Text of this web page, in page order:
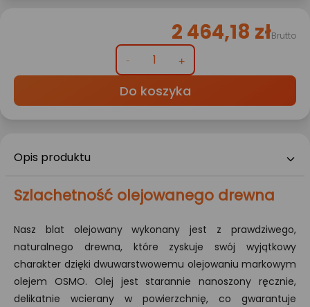
2 464,18 złBrutto
Do koszyka
Opis produktu
Szlachetność olejowanego drewna
Nasz blat olejowany wykonany jest z prawdziwego,
naturalnego drewna, które zyskuje swój wyjątkowy
charakter dzięki dwuwarstwowemu olejowaniu markowym
olejem OSMO. Olej jest starannie nanoszony ręcznie,
delikatnie wcierany w powierzchnię, co gwarantuje